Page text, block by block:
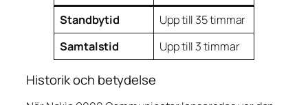
Standbytid
Upp till 35 timmar
Samtalstid
Upp till 3 timmar
Historik och betydelse